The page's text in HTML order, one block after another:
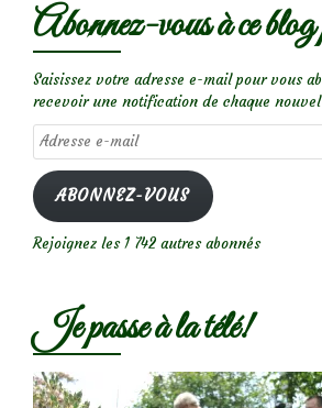
Abonnez-vous à ce
Saisissez votre adresse e-mail pour vous
recevoir une notification de chaque
Adresse
e-
mail
ABONNEZ-VOUS
Rejoignez les 1 742 autres abonnés
Je passe à la télé!